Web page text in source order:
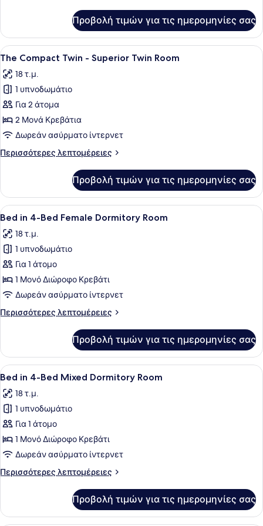
Room
Compact
King
-
King
Room
Προβολή τιμών για τις ημερομηνίες σας
Προβολή
όλων
των
φωτογραφιών
για
The
Compact
Twin
-
Room
Ένα δωμάτιο ξενοδοχείου με ένα
13
The Compact Twin - Superior Twin Room
18 τ.μ.
1 υπνοδωμάτιο
Για 2 άτομα
2 Μονά Κρεβάτια
Δωρεάν ασύρματο ίντερνετ
Περισσότερες λεπτομέρειες
Περισσότερες
Compact
Twin
-
Twin
Room
Προβολή τιμών για τις ημερομηνίες σας
Προβολή
όλων
των
φωτογραφιών
για
Bed
in
4-
Bed
Room
Ένα κρεβάτι με δύο κουκέτες, με
17
Bed in 4-Bed Female Dormitory Room
18 τ.μ.
1 υπνοδωμάτιο
Για 1 άτομο
1 Μονό Διώροφο Κρεβάτι
Δωρεάν ασύρματο ίντερνετ
Περισσότερες λεπτομέρειες
Περισσότερες
in
4-
Bed
Dormitory
Room
Προβολή τιμών για τις ημερομηνίες σας
Προβολή
όλων
των
φωτογραφιών
για
Bed
in
4-
Bed
Room
Ένα διπλό κρεβάτι με ένα άτομο
21
Bed in 4-Bed Mixed Dormitory Room
18 τ.μ.
1 υπνοδωμάτιο
Για 1 άτομο
1 Μονό Διώροφο Κρεβάτι
Δωρεάν ασύρματο ίντερνετ
Περισσότερες λεπτομέρειες
Περισσότερες
in
Προβολή τιμών για τις ημερομηνίες σας